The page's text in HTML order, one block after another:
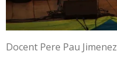
Docent Pere Pau Jimenez